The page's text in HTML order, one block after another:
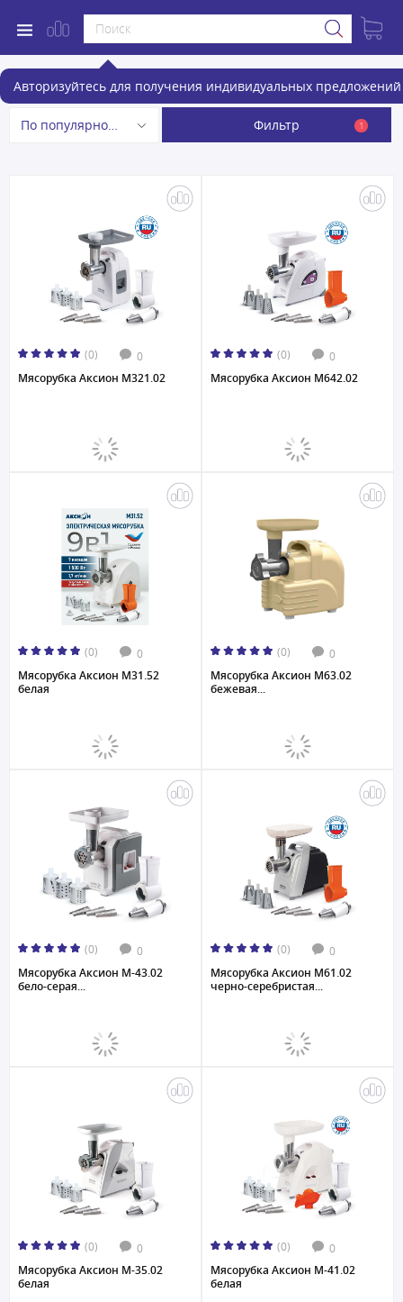
Авторизуйтесь для получения индивидуальных предложений
Мясорубки
По популярности Фильтр 1
(0) 0
Мясорубка Аксион М321.02
(0) 0
Мясорубка Аксион М642.02
(0) 0
Мясорубка Аксион М31.52
белая
(0) 0
Мясорубка Аксион М63.02
бежевая...
(0) 0
Мясорубка Аксион M-43.02
бело-серая...
(0) 0
Мясорубка Аксион М61.02
черно-серебристая...
(0) 0
Мясорубка Аксион M-35.02
белая
(0) 0
Мясорубка Аксион M-41.02
белая